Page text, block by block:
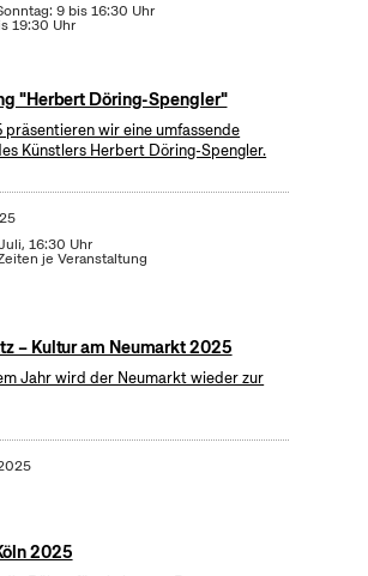
9 bis 16:30 Uhr
19:30 Uhr
"Herbert Döring-Spengler"
präsentieren wir eine umfassende
Künstlers Herbert Döring-Spengler.
16:30 Uhr
je Veranstaltung
– Kultur am Neumarkt 2025
Jahr wird der Neumarkt wieder zur
2025